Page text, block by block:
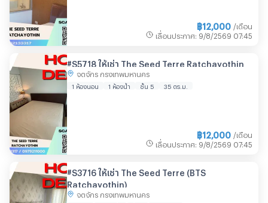
฿12,000 /เดือน
เลื่อนประกาศ : 9/8/2569 07:45
#S5718 ให้เช่า The Seed Terre Ratchayothin
จตุจักร กรุงเทพมหานคร
1 ห้องนอน 1 ห้องน้ำ ชั้น 5 35 ตร.ม.
฿12,000 /เดือน
เลื่อนประกาศ : 9/8/2569 07:45
#S3716 ให้เช่า The Seed Terre (BTS
Ratchayothin)
จตุจักร กรุงเทพมหานคร